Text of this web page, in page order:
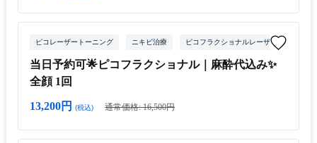
ピコレーザートーニング ニキビ治療 ピコフラクショナルレーザー
当日予約可🌟ピコフラクショナル｜麻酔代込み✨
全顔 1回
13,200円 (税込) 通常価格: 16,500円